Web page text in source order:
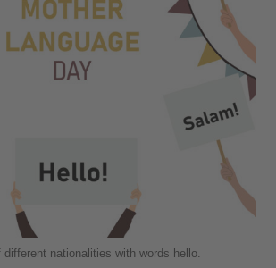
different nationalities with words hello.